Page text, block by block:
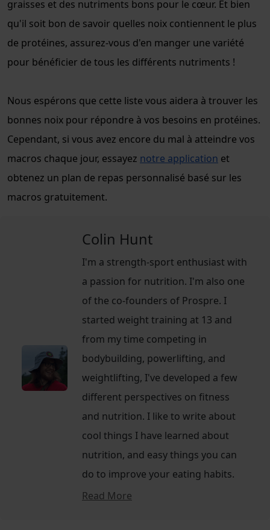
graisses et des nutriments bons pour le cœur. Et bien
qu'il soit bon de savoir quelles noix contiennent le plus
de protéines, assurez-vous d'en manger une variété
pour bénéficier de tous les différents nutriments !
Nous espérons que cette liste vous aidera à trouver les
bonnes noix pour répondre à vos besoins en protéines.
Cependant, si vous avez encore du mal à atteindre vos
macros chaque jour, essayez notre application et
obtenez un plan de repas personnalisé basé sur les
macros gratuitement.
Colin Hunt
I'm a strength-sport enthusiast with
a passion for nutrition. I'm also one
of the co-founders of Prospre. I
started weight training at 13 and
from my time competing in
bodybuilding, powerlifting, and
weightlifting, I've developed a few
different perspectives on fitness
and nutrition. I like to write about
cool things I have learned about
nutrition, and easy things you can
do to improve your eating habits.
Read More